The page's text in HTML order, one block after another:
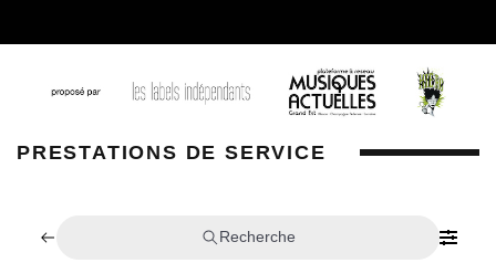
PRESTATIONS DE SERVICE
Recherche